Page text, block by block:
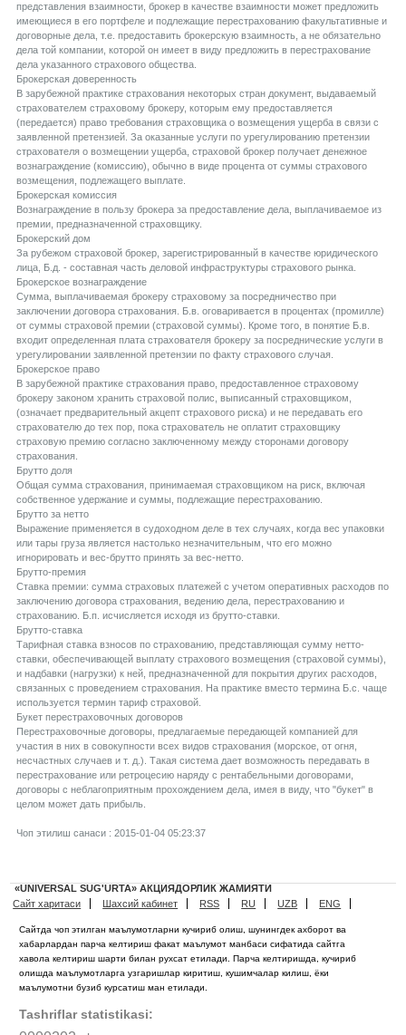
представления взаимности, брокер в качестве взаимности может предложить
имеющиеся в его портфеле и подлежащие перестрахованию факультативные и
договорные дела, т.е. предоставить брокерскую взаимность, а не обязательно
дела той компании, которой он имеет в виду предложить в перестрахование
дела указанного страхового общества.
Брокерская доверенность
В зарубежной практике страхования некоторых стран документ, выдаваемый
страхователем страховому брокеру, которым ему предоставляется
(передается) право требования страховщика о возмещения ущерба в связи с
заявленной претензией. За оказанные услуги по урегулированию претензии
страхователя о возмещении ущерба, страховой брокер получает денежное
вознаграждение (комиссию), обычно в виде процента от суммы страхового
возмещения, подлежащего выплате.
Брокерская комиссия
Вознаграждение в пользу брокера за предоставление дела, выплачиваемое из
премии, предназначенной страховщику.
Брокерский дом
За рубежом страховой брокер, зарегистрированный в качестве юридического
лица, Б.д. - составная часть деловой инфраструктуры страхового рынка.
Брокерское вознаграждение
Сумма, выплачиваемая брокеру страховому за посредничество при
заключении договора страхования. Б.в. оговаривается в процентах (промилле)
от суммы страховой премии (страховой суммы). Кроме того, в понятие Б.в.
входит определенная плата страхователя брокеру за посреднические услуги в
урегулировании заявленной претензии по факту страхового случая.
Брокерское право
В зарубежной практике страхования право, предоставленное страховому
брокеру законом хранить страховой полис, выписанный страховщиком,
(означает предварительный акцепт страхового риска) и не передавать его
страхователю до тех пор, пока страхователь не оплатит страховщику
страховую премию согласно заключенному между сторонами договору
страхования.
Брутто доля
Общая сумма страхования, принимаемая страховщиком на риск, включая
собственное удержание и суммы, подлежащие перестрахованию.
Брутто за нетто
Выражение применяется в судоходном деле в тех случаях, когда вес упаковки
или тары груза является настолько незначительным, что его можно
игнорировать и вес-брутто принять за вес-нетто.
Брутто-премия
Ставка премии: сумма страховых платежей с учетом оперативных расходов по
заключению договора страхования, ведению дела, перестрахованию и
страхованию. Б.п. исчисляется исходя из брутто-ставки.
Брутто-ставка
Тарифная ставка взносов по страхованию, представляющая сумму нетто-
ставки, обеспечивающей выплату страхового возмещения (страховой суммы),
и надбавки (нагрузки) к ней, предназначенной для покрытия других расходов,
связанных с проведением страхования. На практике вместо термина Б.с. чаще
используется термин тариф страховой.
Букет перестраховочных договоров
Перестраховочные договоры, предлагаемые передающей компанией для
участия в них в совокупности всех видов страхования (морское, от огня,
несчастных случаев и т. д.). Такая система дает возможность передавать в
перестрахование или ретроцесию наряду с рентабельными договорами,
договоры с неблагоприятным прохождением дела, имея в виду, что "букет" в
целом может дать прибыль.
Чоп этилиш санаси : 2015-01-04 05:23:37
«UNIVERSAL SUG'URTA» АКЦИЯДОРЛИК ЖАМИЯТИ
Сайт харитаси
Шахсий кабинет RSS RU UZB ENG
Сайтда чоп этилган маълумотларни кучириб олиш, шунингдек ахборот ва
хабарлардан парча келтириш факат маълумот манбаси сифатида сайтга
хавола келтириш шарти билан рухсат етилади. Парча келтиришда, кучириб
олишда маълумотларга узгаришлар киритиш, кушимчалар килиш, ёки
маълумотни бузиб курсатиш ман етилади.
Tashriflar statistikasi: